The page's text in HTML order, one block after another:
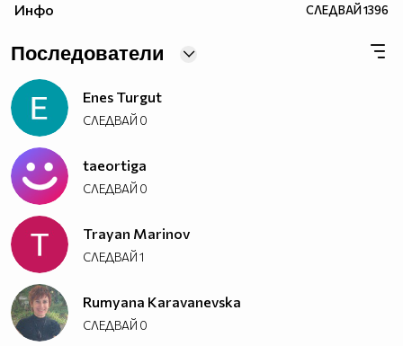
може да гледате и в
Инфо СЛЕДВАЙ1396
Последователи
Enes Turgut
СЛЕДВАЙ 0
taeortiga
СЛЕДВАЙ 0
Trayan Marinov
СЛЕДВАЙ1
Rumyana Karavanevska
СЛЕДВАЙ 0